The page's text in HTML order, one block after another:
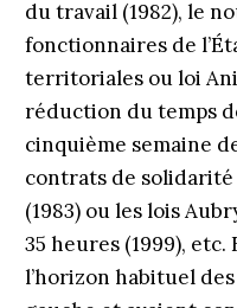
du travail (1982), le
fonctionnaires de
territoriales ou loi
réduction du temps
cinquième semaine
contrats de solidarité
(1983) ou les lois
35 heures (1999),
l’horizon habituel